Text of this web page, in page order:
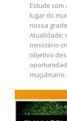
Estude
lugar do
nossa
Atualidade:
ministério
objetivo